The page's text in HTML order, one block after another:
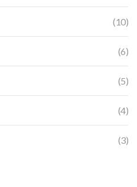
(10)
(6)
(5)
(4)
(3)